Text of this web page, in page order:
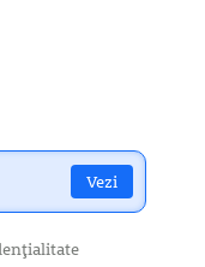
Vezi